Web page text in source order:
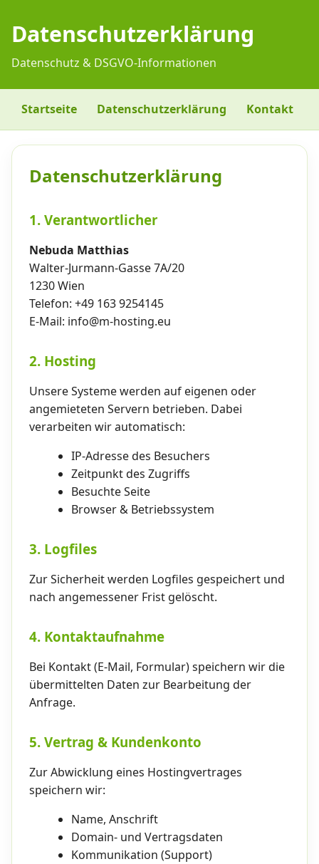
Datenschutzerklärung
Datenschutz & DSGVO-Informationen
Startseite Datenschutzerklärung Kontakt
Datenschutzerklärung
1. Verantwortlicher
Nebuda Matthias
Walter-Jurmann-Gasse 7A/20
1230 Wien
Telefon: +49 163 9254145
E-Mail: info@m-hosting.eu
2. Hosting
Unsere Systeme werden auf eigenen oder
angemieteten Servern betrieben. Dabei
verarbeiten wir automatisch:
IP-Adresse des Besuchers
Zeitpunkt des Zugriffs
Besuchte Seite
Browser & Betriebssystem
3. Logfiles
Zur Sicherheit werden Logfiles gespeichert und
nach angemessener Frist gelöscht.
4. Kontaktaufnahme
Bei Kontakt (E-Mail, Formular) speichern wir die
übermittelten Daten zur Bearbeitung der
Anfrage.
5. Vertrag & Kundenkonto
Zur Abwicklung eines Hostingvertrages
speichern wir:
Name, Anschrift
Domain- und Vertragsdaten
Kommunikation (Support)